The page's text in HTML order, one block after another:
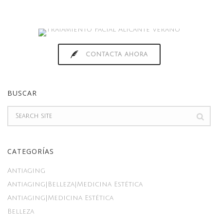
CONTACTA AHORA
BUSCAR
CATEGORÍAS
Antiaging
Antiaging|Belleza|Medicina Estética
Antiaging|Medicina Estética
Belleza